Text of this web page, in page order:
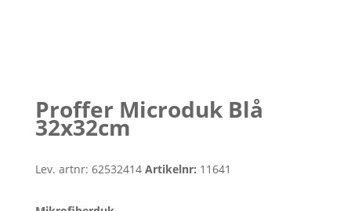
Proffer Microduk Blå
32x32cm
Lev. artnr: 62532414 Artikelnr: 11641